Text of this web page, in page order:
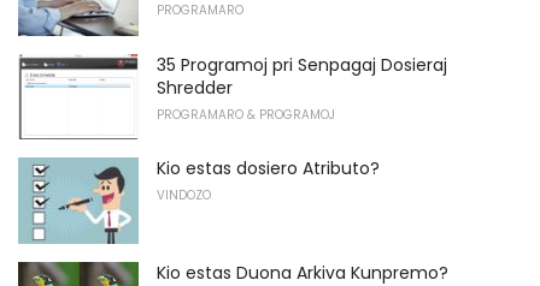
PROGRAMARO
35 Programoj pri Senpagaj Dosieraj
Shredder
PROGRAMARO & PROGRAMOJ
Kio estas dosiero Atributo?
VINDOZO
Kio estas Duona Arkiva Kunpremo?